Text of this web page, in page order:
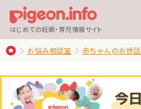
はじめての妊娠・育児情報サイト
お悩み相談室 赤ちゃんのお世話